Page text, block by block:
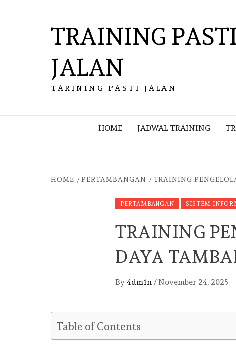
TRAINING PASTI
JALAN
TARINING PASTI JALAN
HOME JADWAL TRAINING
HOME PERTAMBANGAN TRAINING
PERTAMBANGAN SISTEM
TRAINING
DAYA
By 4dm1n / November 24, 2025
Table of Contents